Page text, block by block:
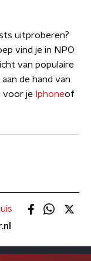
uitproberen?
vind je in NPO
van populaire
de hand van
voor je Iphoneof